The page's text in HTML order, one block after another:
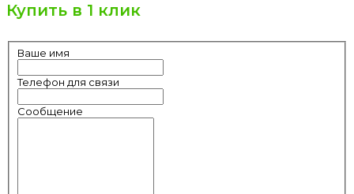
Купить в 1 клик
Ваше имя
Телефон для связи
Сообщение